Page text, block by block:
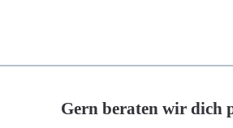
Gern beraten wir dich